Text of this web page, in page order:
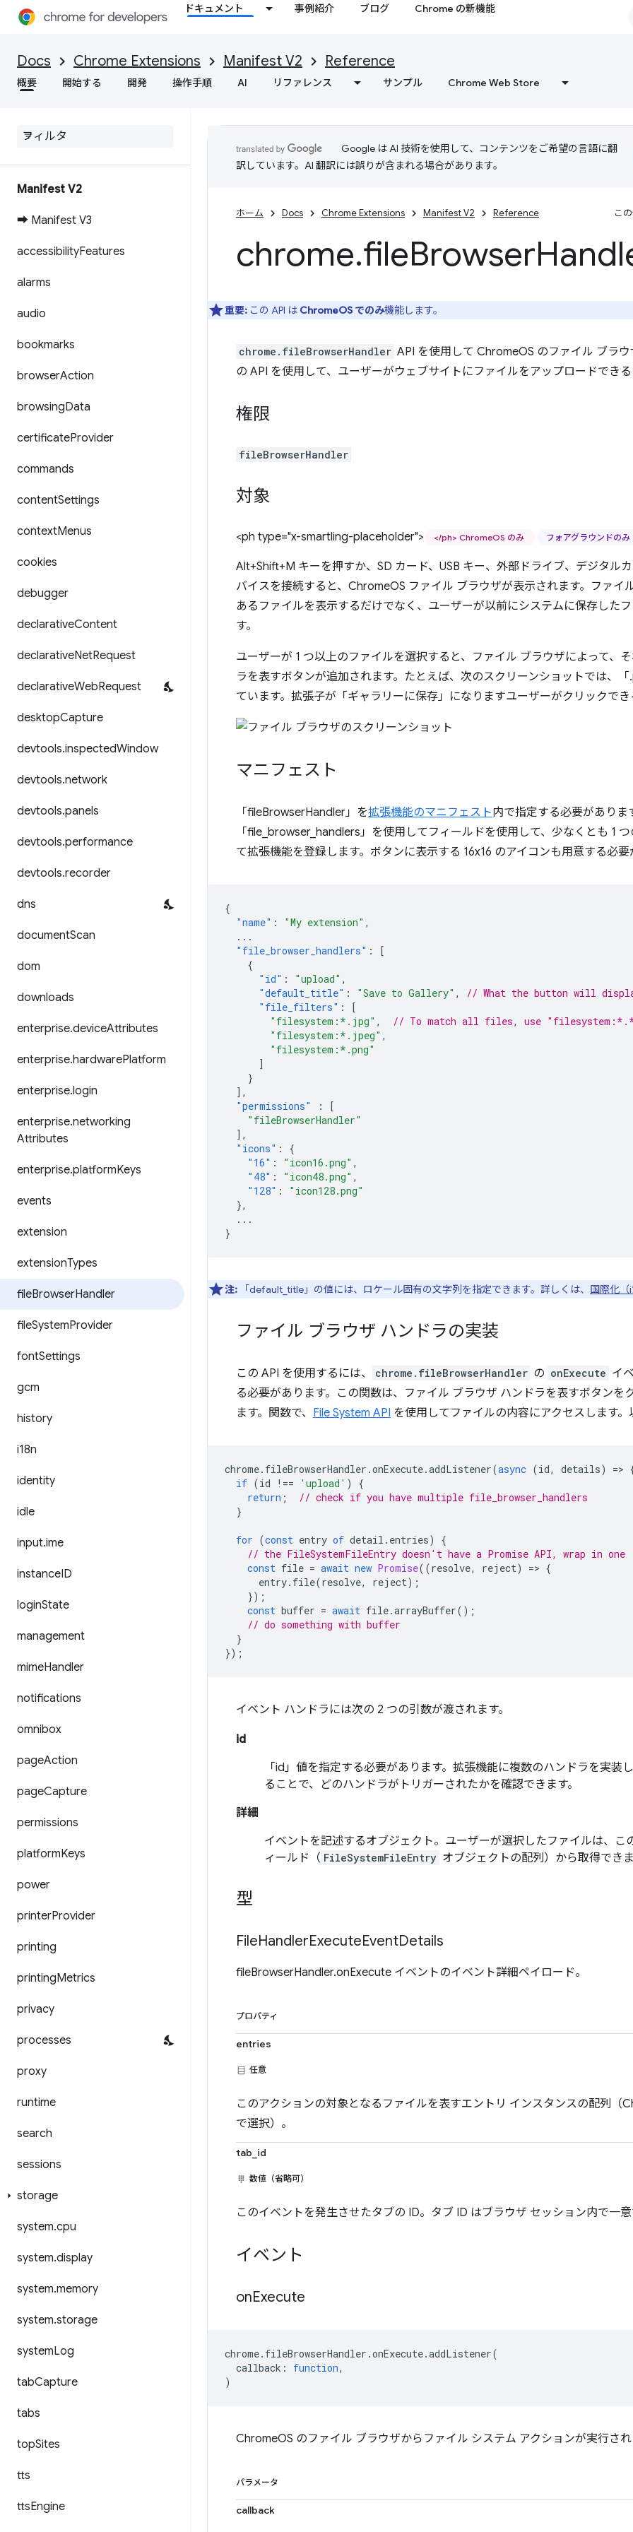
ドキュメント 事例紹介 ブログ Chrome の新機能
Docs Chrome Extensions Manifest V2 Reference
概要 開始する 開発 操作手順 AI リファレンス サンプル Chrome Web Store
Manifest V2
➡ Manifest V3
accessibilityFeatures
alarms
audio
bookmarks
browserAction
browsingData
certificateProvider
commands
contentSettings
contextMenus
cookies
debugger
declarativeContent
declarativeNetRequest
declarativeWebRequest
desktopCapture
devtools.inspectedWindow
devtools.network
devtools.panels
devtools.performance
devtools.recorder
dns
documentScan
dom
downloads
enterprise.deviceAttributes
enterprise.hardwarePlatform
enterprise.login
enterprise.networking
Attributes
enterprise.platformKeys
events
extension
extensionTypes
fileBrowserHandler
fileSystemProvider
fontSettings
gcm
history
i18n
identity
idle
input.ime
instanceID
loginState
management
mimeHandler
notifications
omnibox
pageAction
pageCapture
permissions
platformKeys
power
printerProvider
printing
printingMetrics
privacy
processes
proxy
runtime
search
sessions
storage
system.cpu
system.display
system.memory
system.storage
systemLog
tabCapture
tabs
topSites
tts
ttsEngine
Google は AI 技術を使用して、コンテンツをご希望の言語に翻
訳しています。AI 翻訳には誤りが含まれる場合があります。
ホーム Docs Chrome Extensions Manifest V2 Reference こ
chrome.fileBrowser
重要: この API は ChromeOS でのみ機能します。
chrome.fileBrowserHandler API を使用して ChromeOS のファイル ブラ
の API を使用して、ユーザーがウェブサイトにファイルをアップロードできる
権限
fileBrowserHandler
対象
<ph type="x-smartling-placeholder"> </ph> ChromeOS のみ フォアグラウンドのみ
Alt+Shift+M キーを押すか、SD カード、USB キー、外部ドライブ、デジタル
バイスを接続すると、ChromeOS ファイル ブラウザが表示されます。ファイ
あるファイルを表示するだけでなく、ユーザーが以前にシステムに保存した
す。
ユーザーが 1 つ以上のファイルを選択すると、ファイル ブラウザによって、
ラを表すボタンが追加されます。たとえば、次のスクリーンショットでは、
ています。拡張子が「ギャラリーに保存」になりますユーザーがクリックでき
マニフェスト
「fileBrowserHandler」を拡張機能のマニフェスト内で指定する必要がありま
「file_browser_handlers」を使用してフィールドを使用して、少なくとも 1
て拡張機能を登録します。ボタンに表示する 16x16 のアイコンも用意する必要
{
"name" : "My extension" ,
...
"file_browser_handlers" :
[
{
"id" : "upload" ,
"default_title" : "Save to Gallery" ,
// What the button will
"file_filters" :
[
"filesystem:*.jpg" ,
// To match all files, use
"filesystem:*.jpeg" ,
"filesystem:*.png"
]
}
],
"permissions"
:
[
"fileBrowserHandler"
],
"icons" :
{
"16" : "icon16.png" ,
"48" : "icon48.png" ,
"128" :
"icon128.png"
},
...
}
注: 「default_title」の値には、ロケール固有の文字列を指定できます。詳しくは、 国際化（
ファイル ブラウザ ハンドラの実装
この API を使用するには、 chrome.fileBrowserHandler の onExecute イ
る必要があります。この関数は、ファイル ブラウザ ハンドラを表すボタンを
ます。関数で、 File System API を使用してファイルの内容にアクセスします。
chrome. fileBrowserHandler .onExecute.addListener(async (id, details) =>
if (id !== 'upload' )
{
return ;
// check if you have multiple file_browser_handlers
}
for (const entry of detail . entries)
{
// the FileSystemFileEntry doesn't have a Promise API, wrap in one
const file = await new Promise((resolve, reject) => {
entry. file(resolve, reject);
});
const buffer = await file.arrayBuffer();
// do something with buffer
}
});
イベント ハンドラには次の 2 つの引数が渡されます。
id
「id」値を指定する必要があります。拡張機能に複数のハンドラを実装
ることで、どのハンドラがトリガーされたかを確認できます。
詳細
イベントを記述するオブジェクト。ユーザーが選択したファイルは、こ
ィールド（ FileSystemFileEntry オブジェクトの配列）から取得できま
型
FileHandlerExecuteEventDetails
fileBrowserHandler.onExecute イベントのイベント詳細ペイロード。
プロパティ
entries
任意
このアクションの対象となるファイルを表すエントリ インスタンスの配列（
で選択）。
tab_id
数値（省略可）
このイベントを発生させたタブの ID。タブ ID はブラウザ セッション内で一意
イベント
onExecute
chrome. fileBrowserHandler .onExecute.addListener(
callback : function,
)
ChromeOS のファイル ブラウザからファイル システム アクションが実行され
パラメータ
callback